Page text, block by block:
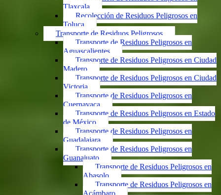
Tlaxcala
Recolección de Residuos Peligrosos en
Toluca
Transporte de Residuos Peligrosos
Transporte de Residuos Peligrosos en
Aguascalientes
Transporte de Residuos Peligrosos en Ciudad
Madero
Transporte de Residuos Peligrosos en Ciudad
Victoria
Transporte de Residuos Peligrosos en
Cuernavaca
Transporte de Residuos Peligrosos en Estado
de México
Transporte de Residuos Peligrosos en
Guadalajara
Transporte de Residuos Peligrosos en
Guanajuato
Transporte de Residuos Peligrosos en
Abasolo
Transporte de Residuos Peligrosos en
Acámbaro